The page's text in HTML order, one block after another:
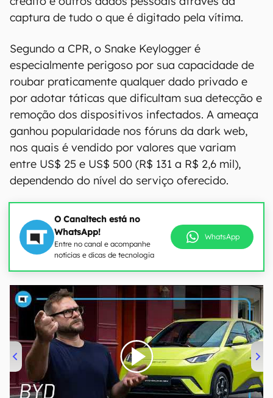
captura de tudo o que é digitado pela vítima.
Segundo a CPR, o Snake Keylogger é
especialmente perigoso por sua capacidade de
roubar praticamente qualquer dado privado e
por adotar táticas que dificultam sua detecção e
remoção dos dispositivos infectados. A ameaça
ganhou popularidade nos fóruns da dark web,
nos quais é vendido por valores que variam
entre US$ 25 e US$ 500 (R$ 131 a R$ 2,6 mil),
dependendo do nível do serviço oferecido.
O Canaltech está no
WhatsApp!
Entre no canal e acompanhe
notícias e dicas de tecnologia
WhatsApp